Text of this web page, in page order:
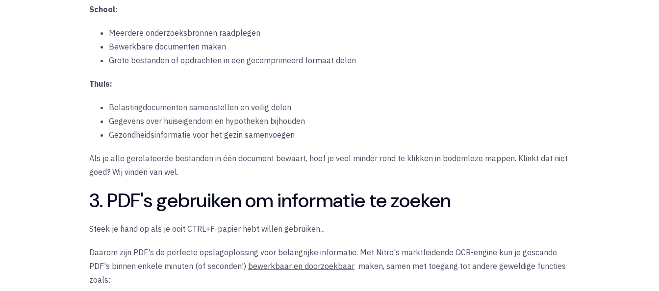
School:
Meerdere onderzoeksbronnen raadplegen
Bewerkbare documenten maken
Grote bestanden of opdrachten in een gecomprimeerd formaat delen
Thuis:
Belastingdocumenten samenstellen en veilig delen
Gegevens over huiseigendom en hypotheken bijhouden
Gezondheidsinformatie voor het gezin samenvoegen
Als je alle gerelateerde bestanden in één document bewaart, hoef je veel minder rond te klikken in bodemloze mappen. Klinkt dat niet
goed? Wij vinden van wel.
3. PDF's gebruiken om informatie te zoeken
Steek je hand op als je ooit CTRL+F-papier hebt willen gebruiken...
Daarom zijn PDF's de perfecte opslagoplossing voor belangrijke informatie. Met Nitro's marktleidende OCR-engine kun je gescande
PDF's binnen enkele minuten (of seconden!) bewerkbaar en doorzoekbaar maken, samen met toegang tot andere geweldige functies
zoals: